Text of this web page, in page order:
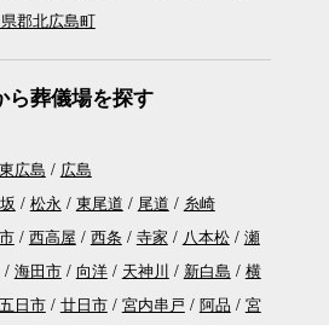
郡北広島町
ら葬儀場を探す
東広島
広島
松永 東尾道 尾道
糸崎
西高屋 西条 寺家 八本松
瀬
海田市 向洋 天神川 新白島
横
五日市 廿日市 宮内串戸 阿品
宮